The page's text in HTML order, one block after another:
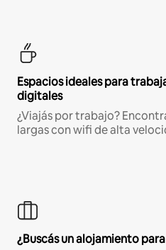
Espacios ideales para
digitales
¿Viajás por trabajo?
largas con wifi de alta
¿Buscás un alojamiento